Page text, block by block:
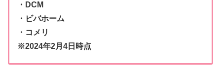
・DCM
・ビバホーム
・コメリ
※2024年2月4日時点